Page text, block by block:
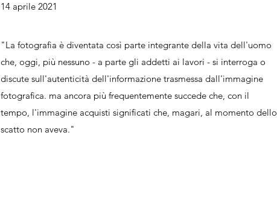
14 aprile 2021
"La fotografia è diventata così parte integrante della vita dell'uomo
che, oggi, più nessuno - a parte gli addetti ai lavori - si interroga o
discute sull'autenticità dell'informazione trasmessa dall'immagine
fotografica. ma ancora più frequentemente succede che, con il
tempo, l'immagine acquisti significati che, magari, al momento dello
scatto non aveva."